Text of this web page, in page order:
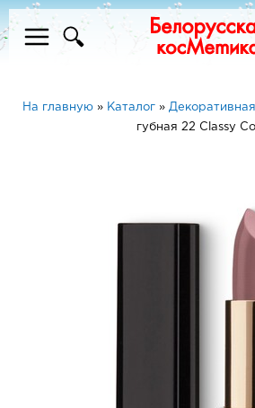
На главную» Каталог»
губная 22 Classy